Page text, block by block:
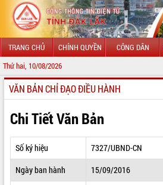
TRANG CHỦ CHÍNH QUYỀN CÔNG DÂN
Thứ hai, 10/08/2026
GIỚI THIỆU
LÃNH ĐẠO UBND TỈNH
TIN TỨC SỰ KIỆN
SỞ, BAN, NGÀNH
VĂN BẢN CHỈ ĐẠO ĐIỀU HÀNH
Chi Tiết Văn Bản
Số ký hiệu
7327/UBND-CN
Ngày ban hành
15/09/2016